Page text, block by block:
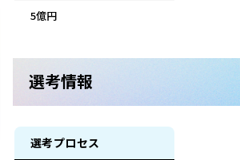
5億円
選考情報
選考プロセス